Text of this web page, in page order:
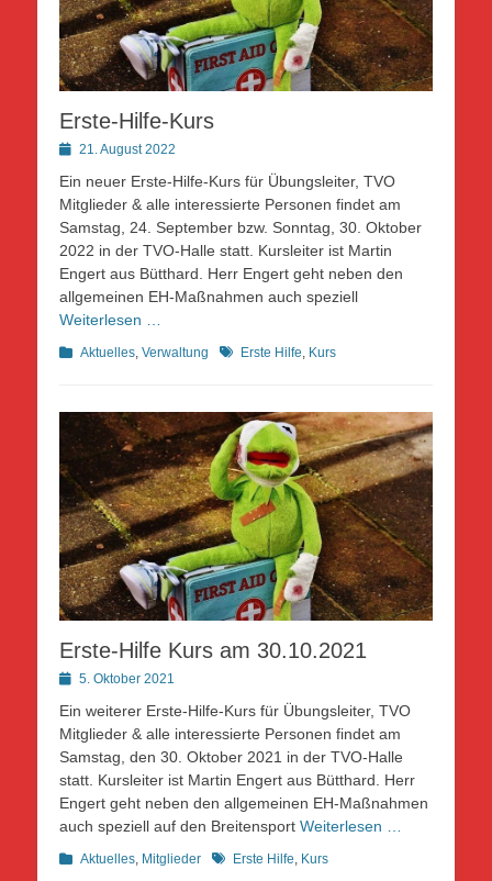
Erste-Hilfe-Kurs
Posted21. August 2022
Ein neuer Erste-Hilfe-Kurs für Übungsleiter, TVO
Mitglieder & alle interessierte Personen findet am
Samstag, 24. September bzw. Sonntag, 30. Oktober
2022 in der TVO-Halle statt. Kursleiter ist Martin
Engert aus Bütthard. Herr Engert geht neben den
allgemeinen EH-Maßnahmen auch speziell
Weiterlesen …
Kategorien
Aktuelles, Verwaltung Schlagworte
Erste Hilfe, Kurs
Erste-Hilfe Kurs am 30.10.2021
Posted5. Oktober 2021
Ein weiterer Erste-Hilfe-Kurs für Übungsleiter, TVO
Mitglieder & alle interessierte Personen findet am
Samstag, den 30. Oktober 2021 in der TVO-Halle
statt. Kursleiter ist Martin Engert aus Bütthard. Herr
Engert geht neben den allgemeinen EH-Maßnahmen
auch speziell auf den Breitensport Weiterlesen …
Kategorien
Aktuelles, Mitglieder Schlagworte
Erste Hilfe, Kurs